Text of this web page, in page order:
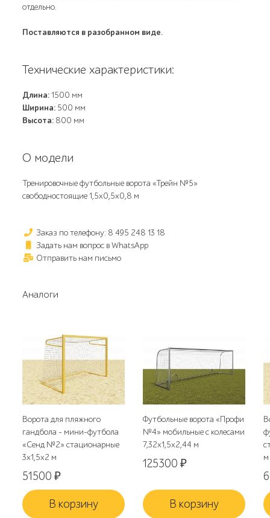
отдельно.
Поставляются в разобранном виде.
Технические характеристики:
Длина:1500 мм
Ширина: 500 мм
Высота: 800 мм
О модели
Тренировочные футбольные ворота «Трейн №5»
свободностоящие 1,5х0,5х0,8 м
Заказ по телефону: 8 495 248 13 18
Задать нам вопрос в WhatsApp
Отправить нам письмо
Аналоги
Ворота для пляжного
гандбола - мини-футбола
«Сенд №2» стационарные
3х1,5х2 м
51500₽
В корзину
Футбольные ворота «Профи
№4» мобильные с колесами
7,32х1,5х2,44 м
125300₽
В корзину
м